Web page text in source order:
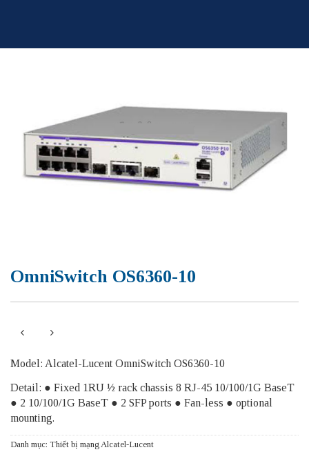
OmniSwitch OS6360-10
Model: Alcatel-Lucent OmniSwitch OS6360-10
Detail: ● Fixed 1RU ½ rack chassis 8 RJ-45 10/100/1G BaseT
● 2 10/100/1G BaseT ● 2 SFP ports ● Fan-less ● optional
mounting.
Danh mục: Thiết bị mạng Alcatel-Lucent